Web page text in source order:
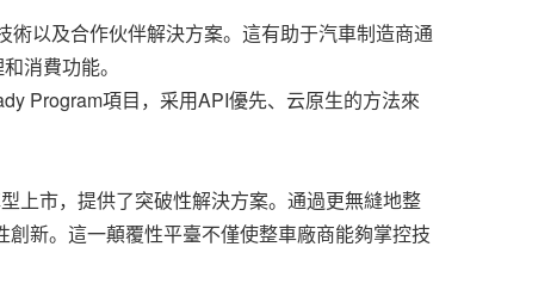
以及合作伙伴解決方案。這有助于汽車制造商通
消費功能。
Program項目，采用API優先、云原生的方法來
上市，提供了突破性解決方案。通過更無縫地整
新。這一顛覆性平臺不僅使整車廠商能夠掌控技